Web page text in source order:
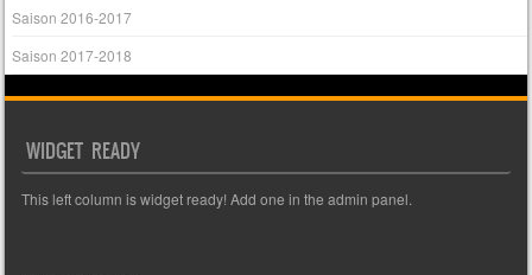
Saison 2016-2017
Saison 2017-2018
WIDGET READY
This left column is widget ready! Add one in the admin panel.